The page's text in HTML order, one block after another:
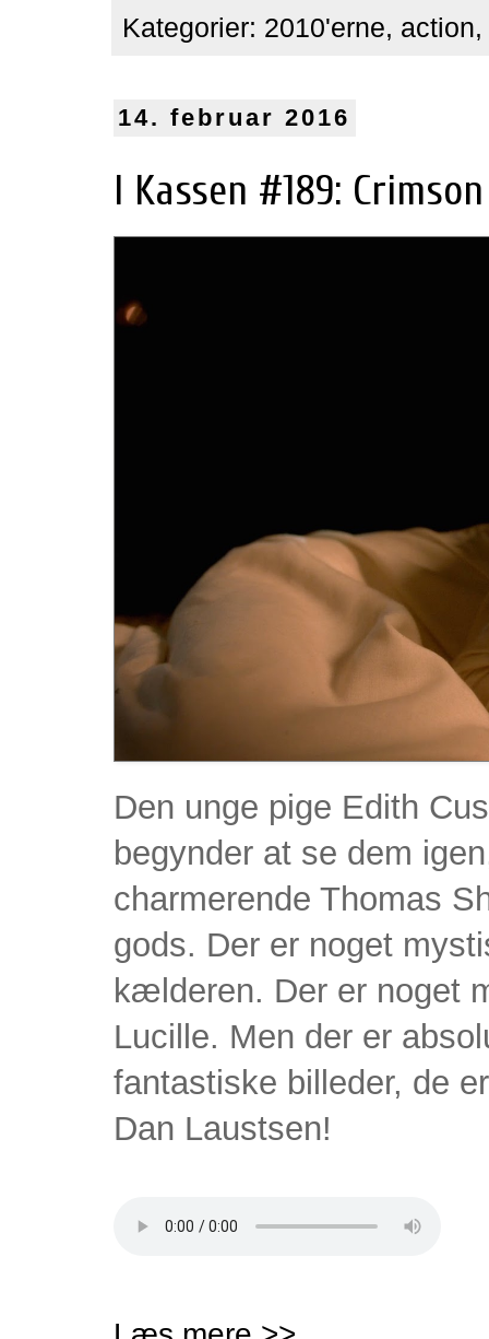
Kategorier: 2010'erne, action,
14. februar 2016
I Kassen #189:
Den unge pige Edith
begynder at se dem
charmerende Thomas
gods. Der er noget
kælderen. Der er noget
Lucille. Men der er
fantastiske billeder, de
Dan Laustsen!